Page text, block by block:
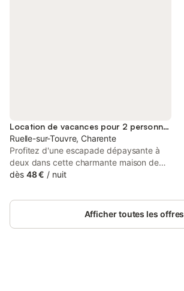
Location de vacances pour 2 personnes
Ruelle-sur-Touvre, Charente
Profitez d'une escapade dépaysante à
deux dans cette charmante maison de
vacances. Cette maison lumineuse et
une situation idéale pour passer des
vacances variées en toute intimité.
dès 48 € / nuit
Afficher toutes les offres